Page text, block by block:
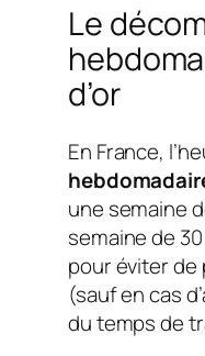
Le
d’or
En France,
une semaine
semaine de
pour éviter de
(sauf en cas
du temps de